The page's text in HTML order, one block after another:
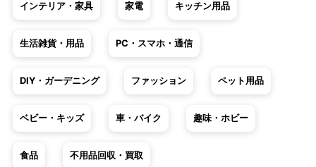
インテリア・家具 家電 キッチン用品
生活雑貨・用品 PC・スマホ・通信
DIY・ガーデニング ファッション ペット用品
ベビー・キッズ 車・バイク 趣味・ホビー
食品 不用品回収・買取